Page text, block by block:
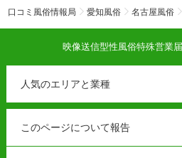
口コミ風俗情報局 愛知風俗 名古屋風俗
映像送信型性風俗特殊営業
人気のエリアと業種
このページについて報告